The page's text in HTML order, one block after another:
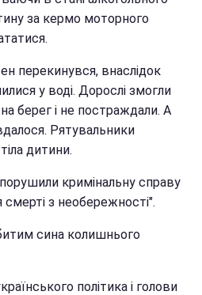
за кермо моторного
перекинувся, внаслідок
у воді. Дорослі змогли
берег і не постраждали. А
Рятувальники
дитини.
кримінальну справу
з необережності".
сина колишнього
політика і голови